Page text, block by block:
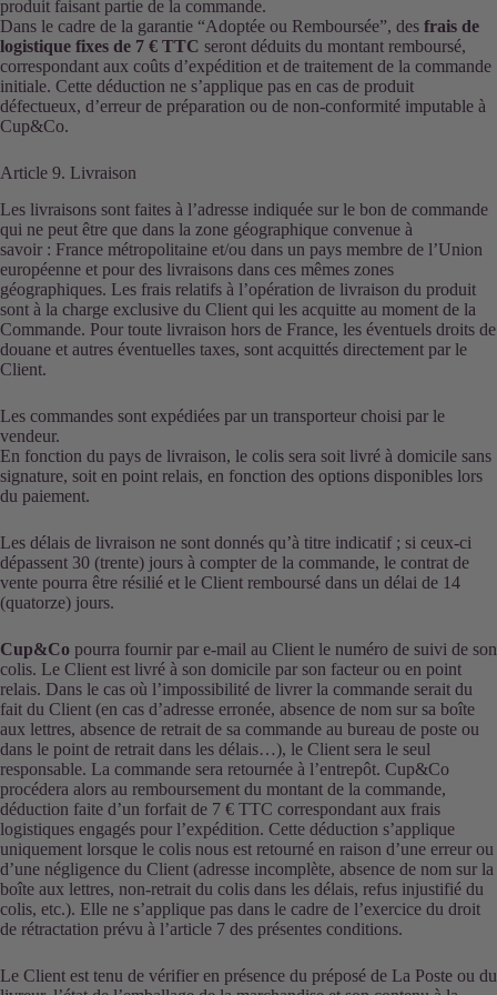
produit faisant partie de la commande.
Dans le cadre de la garantie “Adoptée ou Remboursée”, des frais de
logistique fixes de 7 € TTC seront déduits du montant remboursé,
correspondant aux coûts d’expédition et de traitement de la commande
initiale. Cette déduction ne s’applique pas en cas de produit
défectueux, d’erreur de préparation ou de non-conformité imputable à
Cup&Co.
Article 9. Livraison
Les livraisons sont faites à l’adresse indiquée sur le bon de commande
qui ne peut être que dans la zone géographique convenue à
savoir : France métropolitaine et/ou dans un pays membre de l’Union
européenne et pour des livraisons dans ces mêmes zones
géographiques. Les frais relatifs à l’opération de livraison du produit
sont à la charge exclusive du Client qui les acquitte au moment de la
Commande. Pour toute livraison hors de France, les éventuels droits de
douane et autres éventuelles taxes, sont acquittés directement par le
Client.
Les commandes sont expédiées par un transporteur choisi par le
vendeur.
En fonction du pays de livraison, le colis sera soit livré à domicile sans
signature, soit en point relais, en fonction des options disponibles lors
du paiement.
Les délais de livraison ne sont donnés qu’à titre indicatif ; si ceux-ci
dépassent 30 (trente) jours à compter de la commande, le contrat de
vente pourra être résilié et le Client remboursé dans un délai de 14
(quatorze) jours.
Cup&Co pourra fournir par e-mail au Client le numéro de suivi de son
colis. Le Client est livré à son domicile par son facteur ou en point
relais. Dans le cas où l’impossibilité de livrer la commande serait du
fait du Client (en cas d’adresse erronée, absence de nom sur sa boîte
aux lettres, absence de retrait de sa commande au bureau de poste ou
dans le point de retrait dans les délais…), le Client sera le seul
responsable. La commande sera retournée à l’entrepôt. Cup&Co
procédera alors au remboursement du montant de la commande,
déduction faite d’un forfait de 7 € TTC correspondant aux frais
logistiques engagés pour l’expédition. Cette déduction s’applique
uniquement lorsque le colis nous est retourné en raison d’une erreur ou
d’une négligence du Client (adresse incomplète, absence de nom sur la
boîte aux lettres, non-retrait du colis dans les délais, refus injustifié du
colis, etc.). Elle ne s’applique pas dans le cadre de l’exercice du droit
de rétractation prévu à l’article 7 des présentes conditions.
Le Client est tenu de vérifier en présence du préposé de La Poste ou du